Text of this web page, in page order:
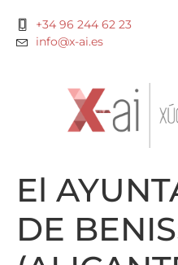
+34 96 244 62 23
info@x-ai.es
El
DE